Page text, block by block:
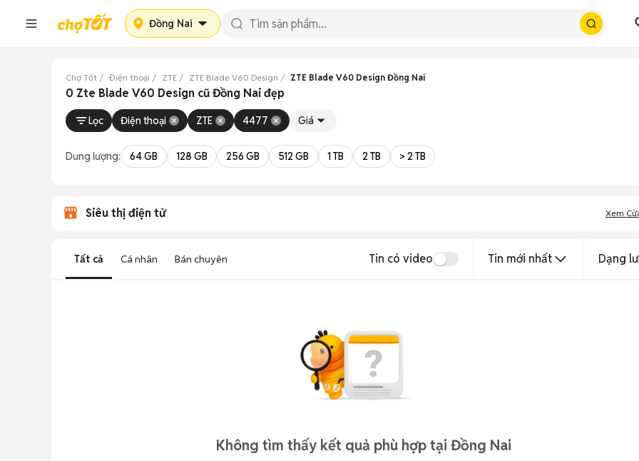
Đồng Nai
Chợ Tốt Điện thoại ZTE ZTE Blade V60 Design ZTE Blade V60 Design Đồng Nai
0 Zte Blade V60 Design cũ Đồng Nai đẹp
Lọc Điện thoại ZTE 4477 Giá
Dung lượng: 64 GB 128 GB 256 GB 512 GB 1 TB 2 TB > 2 TB
Siêu thị điện tử Xem
Tất cả Cá nhân Bán chuyên Tin có video Tin mới nhất Dạng
Không tìm thấy kết quả phù hợp tại Đồng Nai